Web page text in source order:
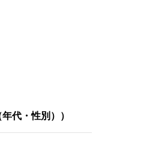
代・性別））